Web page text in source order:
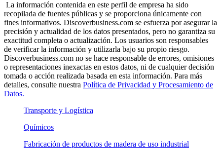
La información contenida en este perfil de empresa ha sido
recopilada de fuentes públicas y se proporciona únicamente con
fines informativos. Discoverbusiness.com se esfuerza por asegurar la
precisión y actualidad de los datos presentados, pero no garantiza su
exactitud completa o actualización. Los usuarios son responsables
de verificar la información y utilizarla bajo su propio riesgo.
Discoverbusiness.com no se hace responsable de errores, omisiones
o representaciones inexactas en estos datos, ni de cualquier decisión
tomada o acción realizada basada en esta información. Para más
detalles, consulte nuestra Política de Privacidad y Procesamiento de
Datos.
Transporte y Logística
Químicos
Fabricación de productos de madera de uso industrial